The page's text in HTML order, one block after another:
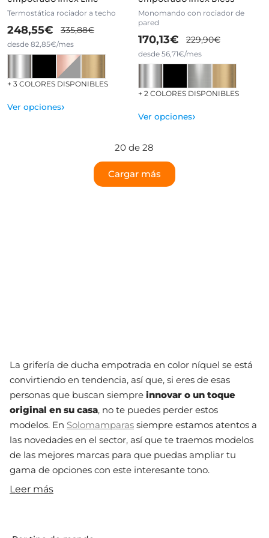
Termostática rociador a techo
248,55€ 335,88€
desde 82,85€/mes
+ 3 COLORES DISPONIBLES
Ver opciones›
Monomando con rociador de
pared
170,13€ 229,90€
desde 56,71€/mes
+ 2 COLORES DISPONIBLES
Ver opciones›
20 de 28
Cargar más
La grifería de ducha empotrada en color níquel se está
convirtiendo en tendencia, así que, si eres de esas
personas que buscan siempre innovar o un toque
original en su casa, no te puedes perder estos
modelos. En Solomamparas siempre estamos atentos a
las novedades en el sector, así que te traemos modelos
de las mejores marcas para que puedas ampliar tu
gama de opciones con este interesante tono.
Diseño de la grifería empotrada
Leer más